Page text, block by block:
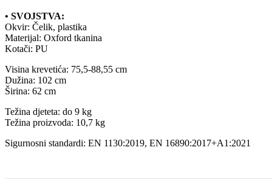
• SVOJSTVA:
Okvir: Čelik, plastika
Materijal: Oxford tkanina
Kotači: PU
Visina krevetića: 75,5-88,55 cm
Dužina: 102 cm
Širina: 62 cm
Težina djeteta: do 9 kg
Težina proizvoda: 10,7 kg
Sigurnosni standardi: EN 1130:2019, EN 16890:2017+A1:2021